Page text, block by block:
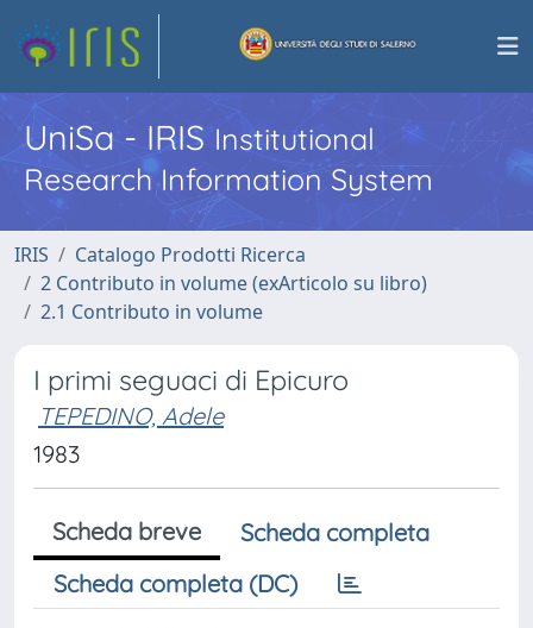
UniSa - IRISInstitutional
Research Information System
IRIS
Catalogo Prodotti Ricerca
2 Contributo in volume (exArticolo su libro)
2.1 Contributo in volume
I primi seguaci di Epicuro
TEPEDINO, Adele
1983
Scheda breve
Scheda completa
Scheda completa (DC)